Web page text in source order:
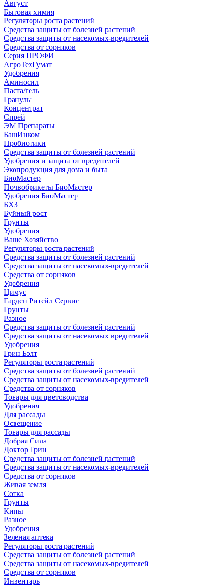
Август
Бытовая химия
Регуляторы роста растений
Средства защиты от болезней растений
Средства защиты от насекомых-вредителей
Средства от сорняков
Серия ПРОФИ
АгроТехГумат
Удобрения
Аминосил
Паста/гель
Гранулы
Концентрат
Спрей
ЭМ Препараты
БашИнком
Пробиотики
Средства защиты от болезней растений
Удобрения и защита от вредителей
Экопродукция для дома и быта
БиоМастер
Почвобрикеты БиоМастер
Удобрения БиоМастер
БХЗ
Буйный рост
Грунты
Удобрения
Ваше Хозяйство
Регуляторы роста растений
Средства защиты от болезней растений
Средства защиты от насекомых-вредителей
Средства от сорняков
Удобрения
Цимус
Гарден Ритейл Сервис
Грунты
Разное
Средства защиты от болезней растений
Средства защиты от насекомых-вредителей
Удобрения
Грин Бэлт
Регуляторы роста растений
Средства защиты от болезней растений
Средства защиты от насекомых-вредителей
Средства от сорняков
Товары для цветоводства
Удобрения
Для рассады
Освещение
Товары для рассады
Добрая Сила
Доктор Грин
Средства защиты от болезней растений
Средства защиты от насекомых-вредителей
Средства от сорняков
Живая земля
Сотка
Грунты
Кипы
Разное
Удобрения
Зеленая аптека
Регуляторы роста растений
Средства защиты от болезней растений
Средства защиты от насекомых-вредителей
Средства от сорняков
Инвентарь